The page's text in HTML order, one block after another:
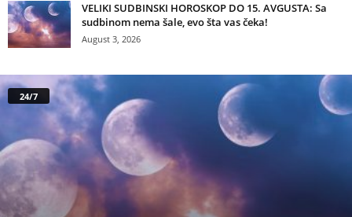
VELIKI SUDBINSKI HOROSKOP DO 15. AVGUSTA: Sa
sudbinom nema šale, evo šta vas čeka!
August 3, 2026
24/7